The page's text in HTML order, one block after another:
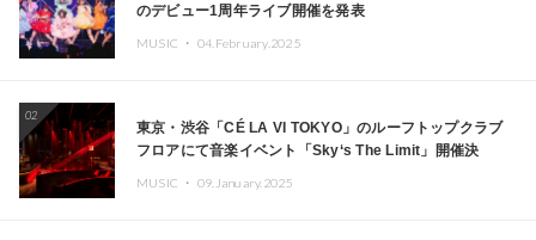
のデビュー1周年ライブ開催を発表
MUSIC ・ 04.February.2025
02
東京・渋谷「CÉ LA VI TOKYO」のルーフトップクラブ
フロアにて音楽イベント「Sky‘s The Limit」開催決
MUSIC ・ 09.January.2025